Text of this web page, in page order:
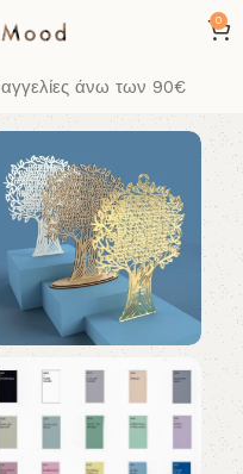
0
άνω των 90€